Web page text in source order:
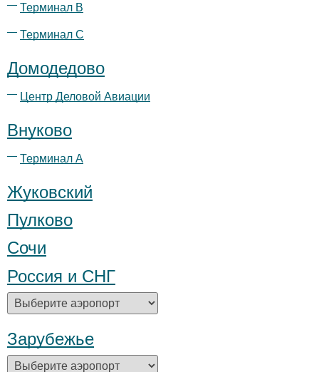
Терминал B
Терминал С
Домодедово
Центр Деловой Авиации
Внуково
Терминал А
Жуковский
Пулково
Сочи
Россия и СНГ
Зарубежье